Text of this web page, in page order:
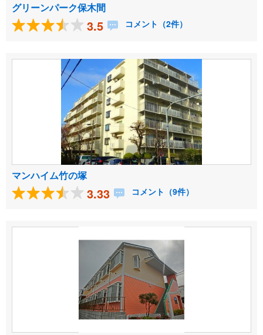
グリーンパーク保木間
3.5 コメント（2件）
マンハイム竹の塚
3.33 コメント（9件）